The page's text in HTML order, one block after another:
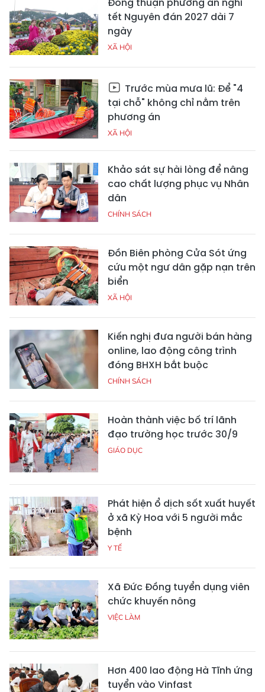
tết Nguyên đán 2027 dài 7
ngày
XÃ HỘI
Trước mùa mưa lũ: Để "4
tại chỗ" không chỉ nằm trên
phương án
XÃ HỘI
Khảo sát sự hài lòng để nâng
cao chất lượng phục vụ Nhân
dân
CHÍNH SÁCH
Đồn Biên phòng Cửa Sót ứng
cứu một ngư dân gặp nạn trên
biển
XÃ HỘI
Kiến nghị đưa người bán hàng
online, lao động công trình
đóng BHXH bắt buộc
CHÍNH SÁCH
Hoàn thành việc bố trí lãnh
đạo trường học trước 30/9
GIÁO DỤC
Phát hiện ổ dịch sốt xuất huyết
ở xã Kỳ Hoa với 5 người mắc
bệnh
Y TẾ
Xã Đức Đồng tuyển dụng viên
chức khuyến nông
VIỆC LÀM
Hơn 400 lao động Hà Tĩnh ứng
tuyển vào Vinfast